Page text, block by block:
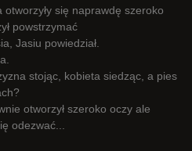
otworzyły się naprawdę szeroko
powstrzymać
Jasiu powiedział.
stojąc, kobieta siedząc, a pies
otworzył szeroko oczy ale
odezwać...